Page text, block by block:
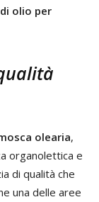
olio per
olearia,
organolettica e
di qualità che
una delle aree